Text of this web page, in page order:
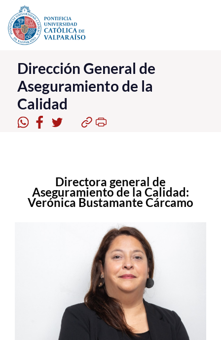
Click acá para ir directamente al contenido
La Universidad
Investigación, Creación e Innovación
PUCV Internacional
Vinculación con el Medio
Postgrado
Dirección General de
Aseguramiento de la
Calidad
Directora general de
Aseguramiento de la Calidad:
Verónica Bustamante Cárcamo